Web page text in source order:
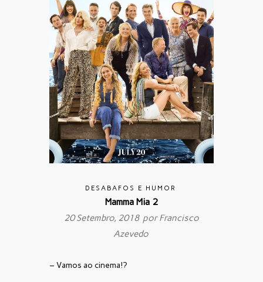
DESABAFOS E HUMOR
Mamma Mia 2
20 Setembro, 2018 porFrancisco
Azevedo
– Vamos ao cinema!?